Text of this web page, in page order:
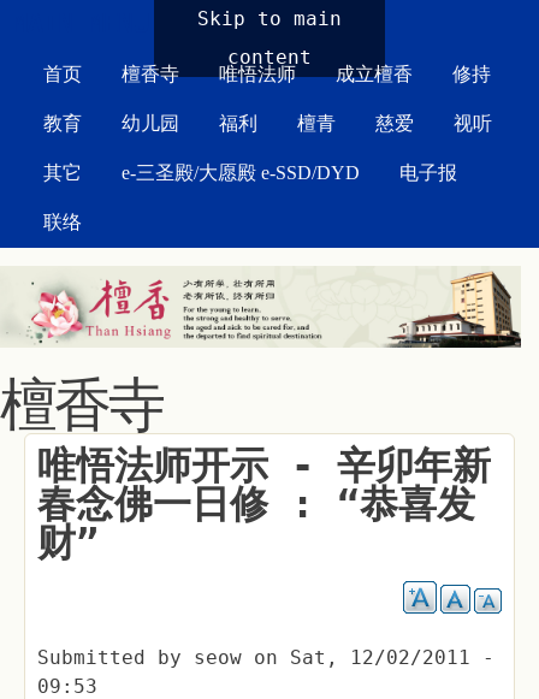
Skip to main
content
首页 檀香寺 唯悟法师 成立檀香 修持
教育 幼儿园 福利 檀青 慈爱 视听
其它 e-三圣殿/大愿殿 e-SSD/DYD 电子报
联络
檀香寺
唯悟法师开示 - 辛卯年新
春念佛一日修 : “恭喜发
财”
Submitted by seow on Sat, 12/02/2011 -
09:53